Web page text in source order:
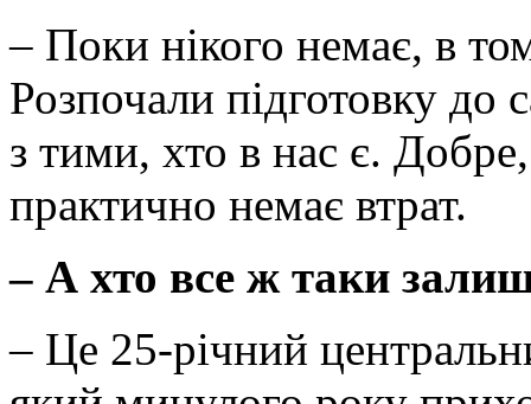
– Поки нікого немає, в
Розпочали підготовку до
з тими, хто в нас є.
практично немає втрат.
– А хто все ж таки
– Це 25-річний